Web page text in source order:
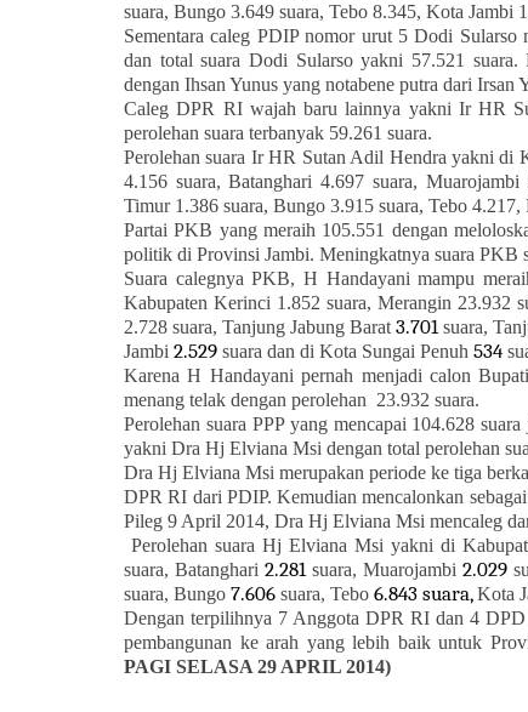
suara, Bungo 3.649 suara, Tebo 8.345, Kota Jambi
Sementara caleg PDIP nomor urut 5 Dodi Sularso
dan total suara Dodi Sularso yakni 57.521
dengan Ihsan Yunus yang notabene putra dari
Caleg DPR RI wajah baru lainnya yakni Ir HR
perolehan suara terbanyak 59.261 suara.
Perolehan suara Ir HR Sutan Adil Hendra yakni di
4.156 suara, Batanghari 4.697 suara,
Timur 1.386 suara, Bungo 3.915 suara, Tebo
Partai PKB yang meraih 105.551 dengan
politik di Provinsi Jambi. Meningkatnya suara PKB
Suara calegnya PKB, H Handayani mampu
Kabupaten Kerinci 1.852 suara, Merangin 23.932
2.728 suara, Tanjung Jabung Barat3.701 suara,
Jambi 2.529 suara dan di Kota Sungai Penuh 534
Karena H Handayani pernah menjadi calon
menang telak dengan perolehan 23.932 suara.
Perolehan suara PPP yang mencapai 104.628
yakni Dra Hj Elviana Msi dengan total perolehan
Dra Hj Elviana Msi merupakan periode ke tiga
DPR RI dari PDIP. Kemudian mencalonkan
Pileg 9 April 2014, Dra Hj Elviana Msi mencaleg
Perolehan suara Hj Elviana Msi yakni di
suara, Batanghari 2.281 suara, Muarojambi 2.029
suara, Bungo 7.606 suara, Tebo 6.843 suara,Kota
Dengan terpilihnya 7 Anggota DPR RI dan 4
pembangunan ke arah yang lebih baik untuk
PAGI SELASA 29 APRIL 2014)